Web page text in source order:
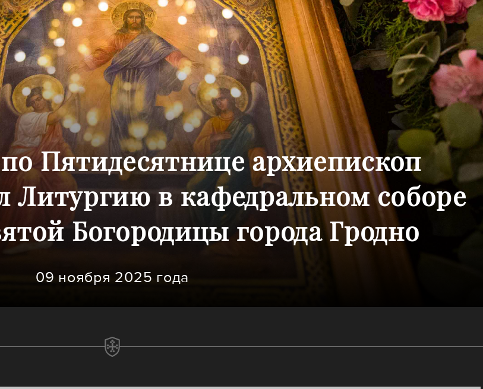
Пятидесятнице архиепископ
Литургию в кафедральном соборе
Богородицы города Гродно
09 ноября 2025 года